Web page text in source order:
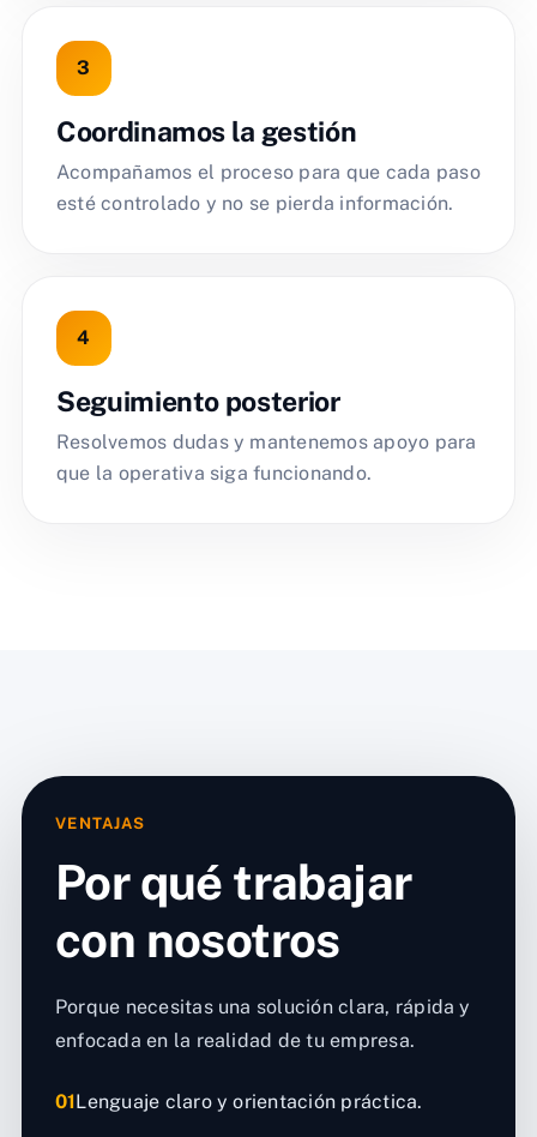
Coordinamos la gestión
Acompañamos el proceso para que cada paso
esté controlado y no se pierda información.
Seguimiento posterior
Resolvemos dudas y mantenemos apoyo para
que la operativa siga funcionando.
VENTAJAS
Por qué trabajar
con nosotros
Porque necesitas una solución clara, rápida y
enfocada en la realidad de tu empresa.
01Lenguaje claro y orientación práctica.